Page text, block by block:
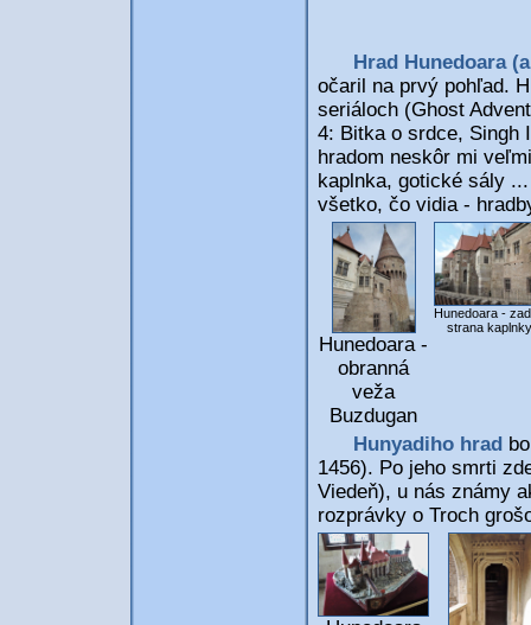
Hrad Hunedoara
očaril na prvý pohľad.
seriáloch (Ghost
4: Bitka o srdce, Singh
hradom neskôr mi
kaplnka, gotické sály
všetko, čo vidia -
Hunedoara -
obranná
veža
Buzdugan
Hunedoara -
strana kaplnky
Hunyadiho hrad
1456). Po jeho smrti
Viedeň), u nás známy
rozprávky o Troch